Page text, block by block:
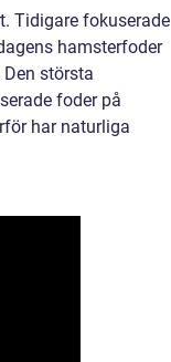
Tidigare fokuserade
hamsterfoder
största
foder på
har naturliga